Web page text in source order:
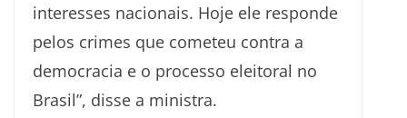
interesses nacionais. Hoje ele responde
pelos crimes que cometeu contra a
democracia e o processo eleitoral no
Brasil”, disse a ministra.